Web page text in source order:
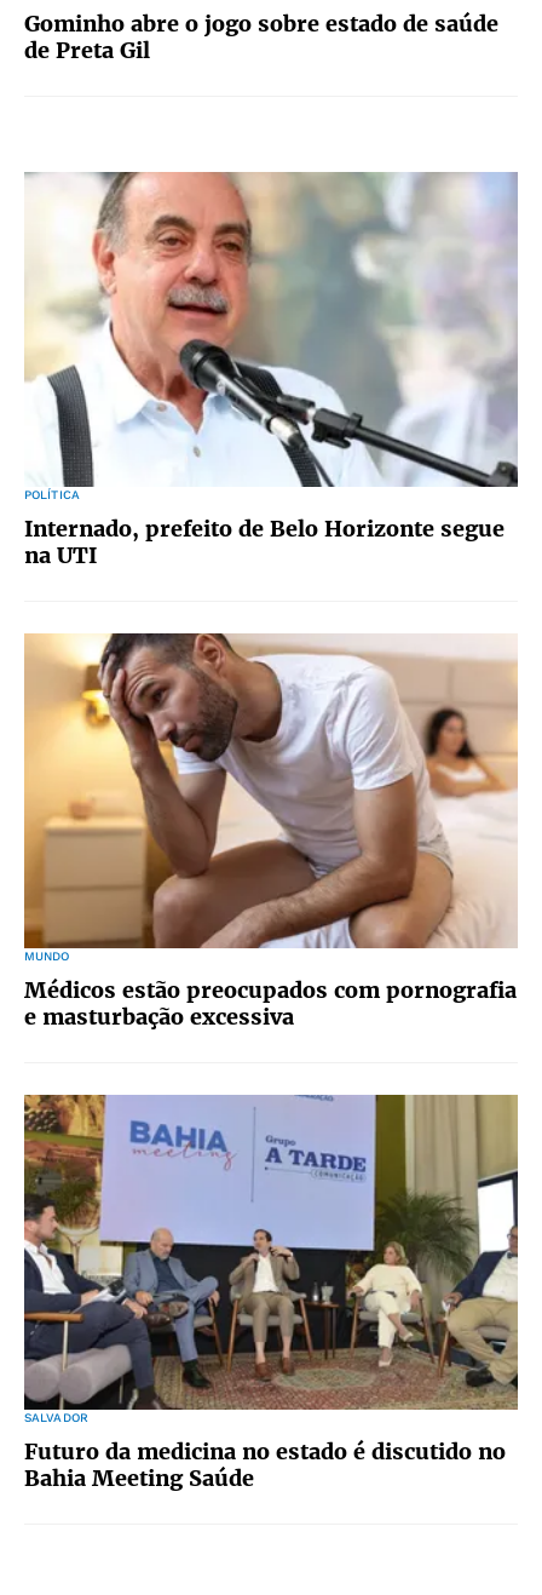
Gominho abre o jogo sobre estado de saúde
de Preta Gil
POLÍTICA
Internado, prefeito de Belo Horizonte segue
na UTI
MUNDO
Médicos estão preocupados com pornografia
e masturbação excessiva
SALVADOR
Futuro da medicina no estado é discutido no
Bahia Meeting Saúde